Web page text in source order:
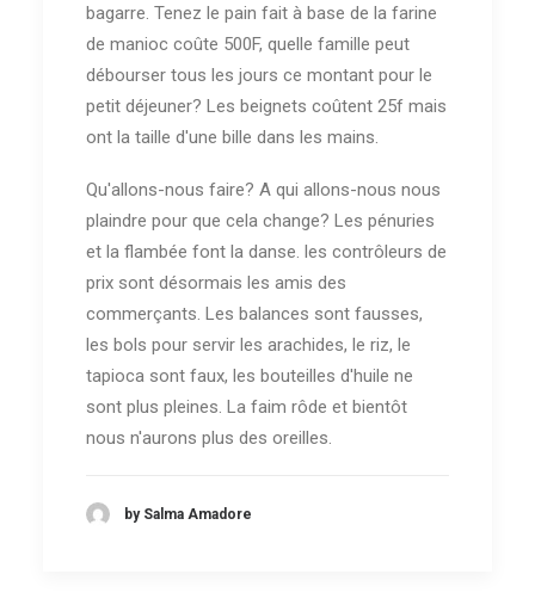
bagarre. Tenez le pain fait à base de la farine
de manioc coûte 500F, quelle famille peut
débourser tous les jours ce montant pour le
petit déjeuner? Les beignets coûtent 25f mais
ont la taille d'une bille dans les mains.
Qu'allons-nous faire? A qui allons-nous nous
plaindre pour que cela change? Les pénuries
et la flambée font la danse. les contrôleurs de
prix sont désormais les amis des
commerçants. Les balances sont fausses,
les bols pour servir les arachides, le riz, le
tapioca sont faux, les bouteilles d'huile ne
sont plus pleines. La faim rôde et bientôt
nous n'aurons plus des oreilles.
by Salma Amadore